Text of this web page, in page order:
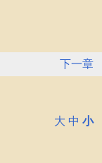
下一章
大 中 小